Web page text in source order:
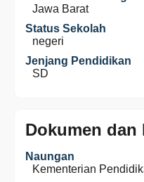
Jawa Barat
Status Sekolah
negeri
Jenjang Pendidikan
SD
Dokumen dan
Naungan
Kementerian